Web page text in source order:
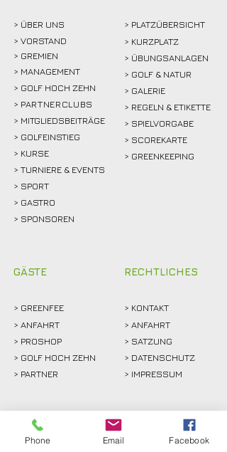
> ÜBER UNS
> VORSTAND
> GREMIEN
> MANAGEMENT
> GOLF HOCH ZEHN
> PARTNERCLUBS
> MITGLIEDSBEITRÄGE
> GOLFEINSTIEG
> KURSE
> TURNIERE & EVENTS
> SPORT
> GASTRO
> SPONSOREN
GÄSTE
> GREENFEE
> ANFAHRT
> PROSHOP
> GOLF HOCH ZEHN
> PARTNER
> PLATZÜBERSICHT
> KURZPLATZ
> ÜBUNGSANLAGEN
> GOLF & NATUR
> GALERIE
> REGELN & ETIKETTE
> SPIELVORGABE
> SCOREKARTE
> GREENKEEPING
RECHTLICHES
> KONTAKT
> ANFAHRT
> SATZUNG
> DATENSCHUTZ
> IMPRESSUM
Phone Email Facebook